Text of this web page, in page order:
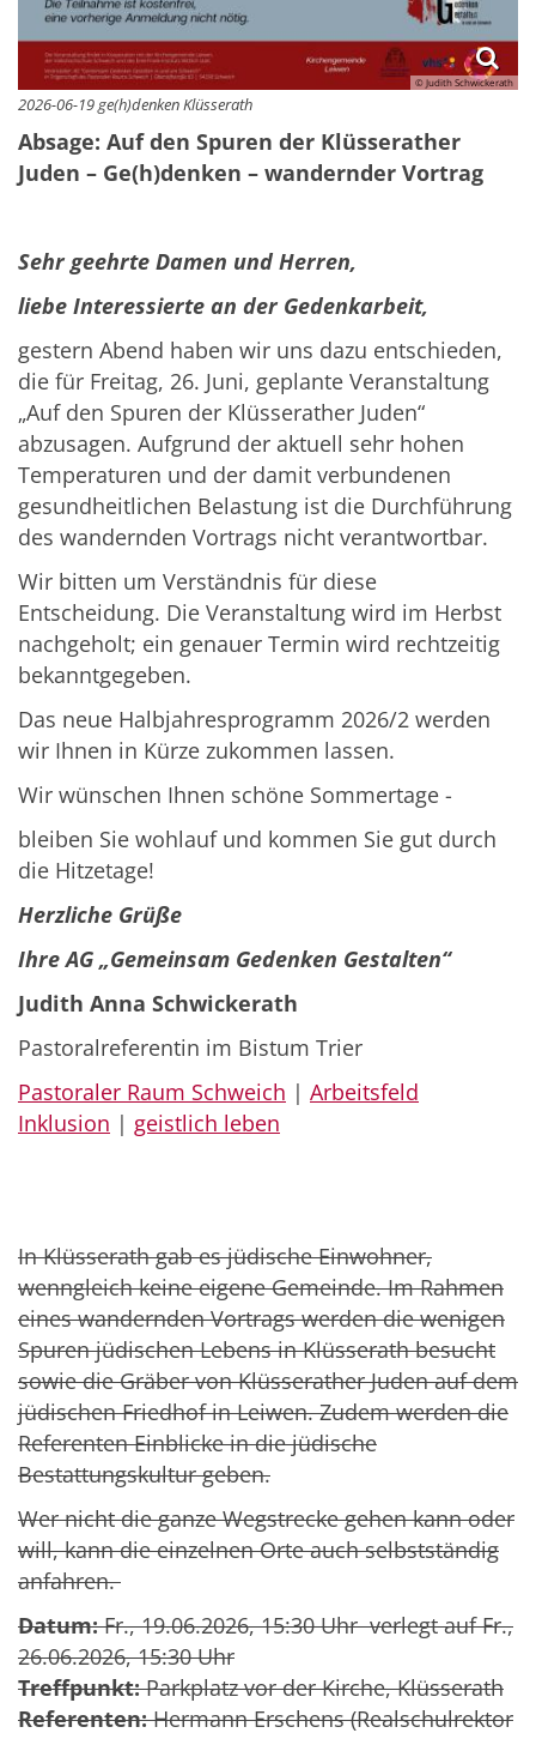
© Judith Schwickerath
2026-06-19 ge(h)denken Klüsserath
Absage: Auf den Spuren der Klüsserather
Juden – Ge(h)denken – wandernder Vortrag
Sehr geehrte Damen und Herren,
liebe Interessierte an der Gedenkarbeit,
gestern Abend haben wir uns dazu entschieden,
die für Freitag, 26. Juni, geplante Veranstaltung
„Auf den Spuren der Klüsserather Juden“
abzusagen. Aufgrund der aktuell sehr hohen
Temperaturen und der damit verbundenen
gesundheitlichen Belastung ist die Durchführung
des wandernden Vortrags nicht verantwortbar.
Wir bitten um Verständnis für diese
Entscheidung. Die Veranstaltung wird im Herbst
nachgeholt; ein genauer Termin wird rechtzeitig
bekanntgegeben.
Das neue Halbjahresprogramm 2026/2 werden
wir Ihnen in Kürze zukommen lassen.
Wir wünschen Ihnen schöne Sommertage -
bleiben Sie wohlauf und kommen Sie gut durch
die Hitzetage!
Herzliche Grüße
Ihre AG „Gemeinsam Gedenken Gestalten“
Judith Anna Schwickerath
Pastoralreferentin im Bistum Trier
Pastoraler Raum Schweich | Arbeitsfeld
Inklusion | geistlich leben
In Klüsserath gab es jüdische Einwohner,
wenngleich keine eigene Gemeinde. Im Rahmen
eines wandernden Vortrags werden die wenigen
Spuren jüdischen Lebens in Klüsserath besucht
sowie die Gräber von Klüsserather Juden auf dem
jüdischen Friedhof in Leiwen. Zudem werden die
Referenten Einblicke in die jüdische
Bestattungskultur geben.
Wer nicht die ganze Wegstrecke gehen kann oder
will, kann die einzelnen Orte auch selbstständig
anfahren.
Datum:Fr., 19.06.2026, 15:30 Uhr verlegt auf Fr.,
26.06.2026, 15:30 Uhr
Treffpunkt:Parkplatz vor der Kirche, Klüsserath
Referenten:Hermann Erschens (Realschulrektor